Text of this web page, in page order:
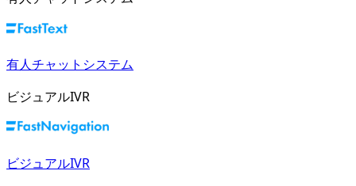
有人チャットシステム
ビジュアルIVR
ビジュアルIVR